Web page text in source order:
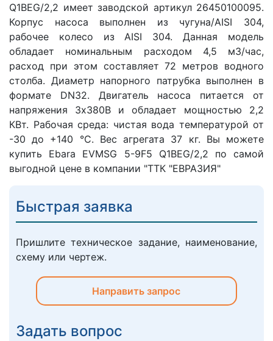
Q1BEG/2,2 имеет заводской артикул 26450100095.
Корпус насоса выполнен из чугуна/AISI 304,
рабочее колесо из AISI 304. Данная модель
обладает номинальным расходом 4,5 м3/час,
расход при этом составляет 72 метров водного
столба. Диаметр напорного патрубка выполнен в
формате DN32. Двигатель насоса питается от
напряжения 3х380В и обладает мощностью 2,2
КВт. Рабочая среда: чистая вода температурой от
-30 до +140 °C. Вес агрегата 37 кг. Вы можете
купить Ebara EVMSG 5-9F5 Q1BEG/2,2 по самой
выгодной цене в компании "ТТК "ЕВРАЗИЯ"
Быстрая заявка
Пришлите техническое задание, наименование,
схему или чертеж.
Направить запрос
Задать вопрос